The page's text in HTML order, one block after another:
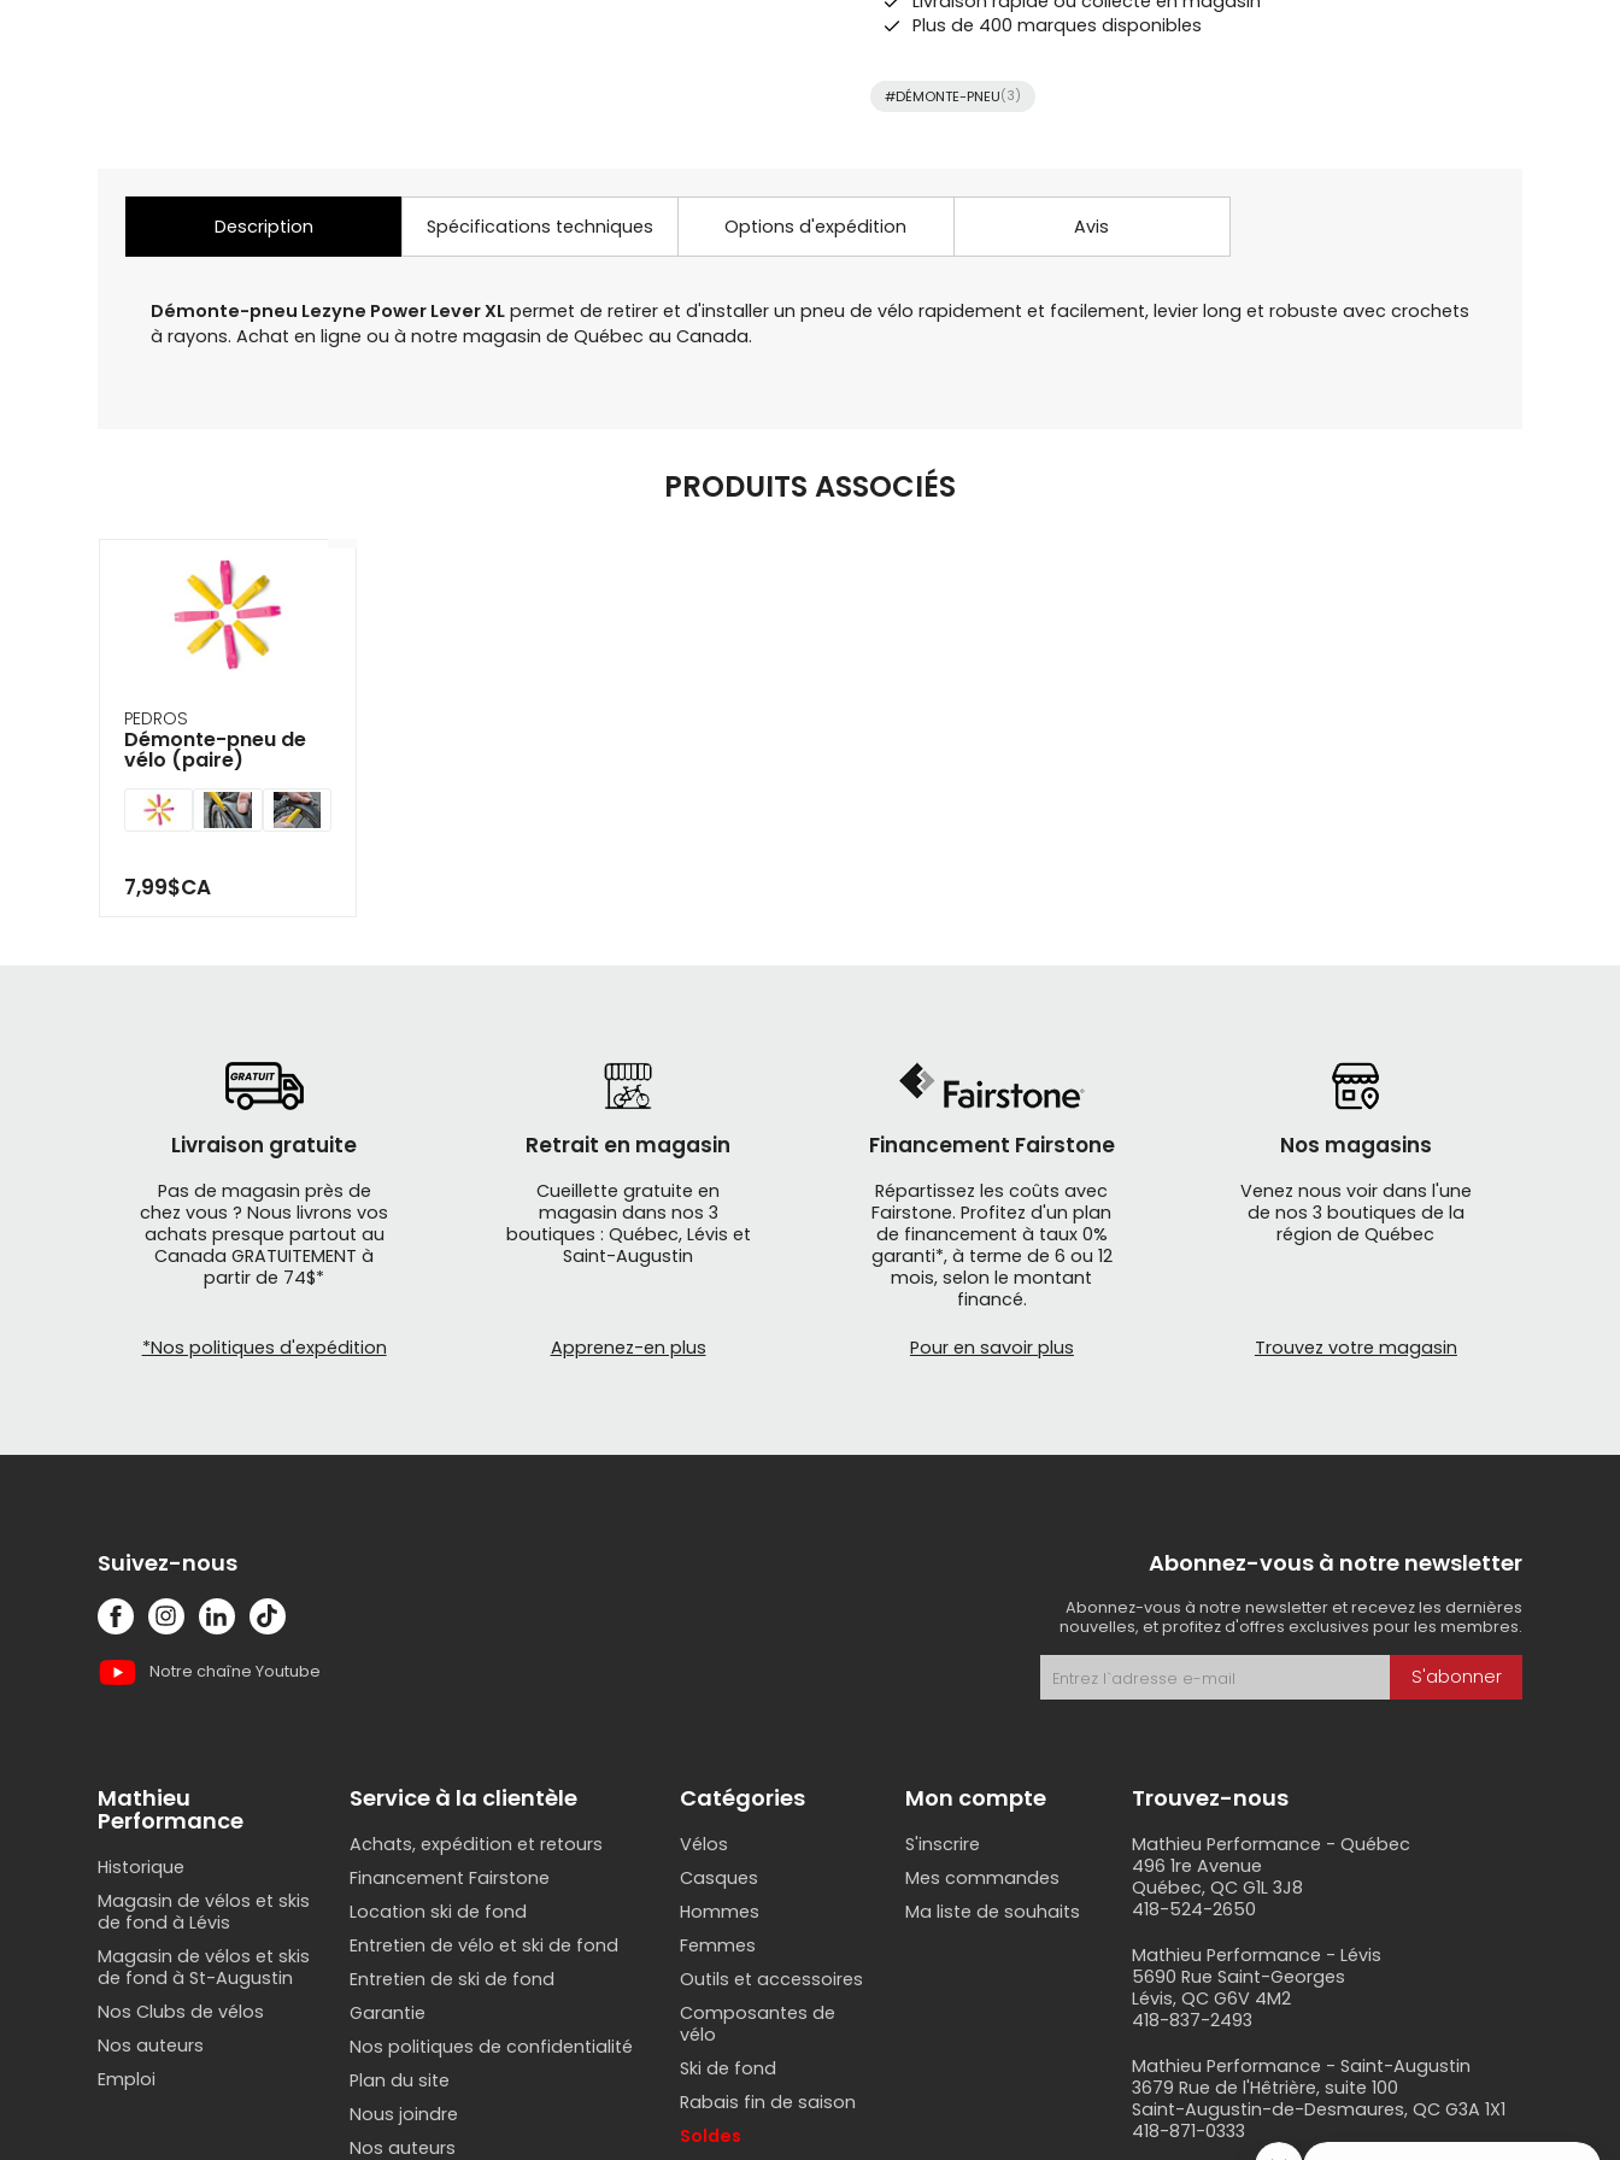
Plus de 400 marques disponibles
#DÉMONTE-PNEU(3)
Description Spécifications techniques Options d'expédition Avis
Démonte-pneu Lezyne Power Lever XLpermet de retirer et d'installer un pneu de vélo rapidement et facilement, levier long et robuste avec crochets
à rayons. Achat en ligne ou à notre magasin de Québec au Canada.
PRODUITS ASSOCIÉS
PEDROS
Démonte-pneu de
vélo (paire)
7,99$CA
Livraison gratuite
Pas de magasin près de
chez vous ? Nous livrons vos
achats presque partout au
Canada GRATUITEMENT à
partir de 74$*
*Nos politiques d'expédition
Retrait en magasin
Cueillette gratuite en
magasin dans nos 3
boutiques : Québec, Lévis et
Saint-Augustin
Apprenez-en plus
Financement Fairstone
Répartissez les coûts avec
Fairstone. Profitez d'un plan
de financement à taux 0%
garanti*, à terme de 6 ou 12
mois, selon le montant
financé.
Pour en savoir plus
Nos magasins
Venez nous voir dans l'une
de nos 3 boutiques de la
région de Québec
Trouvez votre magasin
Suivez-nous
Notre chaîne Youtube
Abonnez-vous à notre newsletter
Abonnez-vous à notre newsletter et recevez les dernières
nouvelles, et profitez d'offres exclusives pour les membres.
S'abonner
Mathieu
Performance
Historique
Magasin de vélos et skis
de fond à Lévis
Magasin de vélos et skis
de fond à St-Augustin
Nos Clubs de vélos
Nos auteurs
Emploi
Service à la clientèle
Achats, expédition et retours
Financement Fairstone
Location ski de fond
Entretien de vélo et ski de fond
Entretien de ski de fond
Garantie
Nos politiques de confidentialité
Plan du site
Nous joindre
Nos auteurs
Catégories
Vélos
Casques
Hommes
Femmes
Outils et accessoires
Composantes de
vélo
Ski de fond
Rabais fin de saison
Soldes
Mon compte
S'inscrire
Mes commandes
Ma liste de souhaits
Trouvez-nous
Mathieu Performance - Québec
496 1re Avenue
Québec, QC G1L 3J8
418-524-2650
Mathieu Performance - Lévis
5690 Rue Saint-Georges
Lévis, QC G6V 4M2
418-837-2493
Mathieu Performance - Saint-Augustin
3679 Rue de l'Hêtrière, suite 100
Saint-Augustin-de-Desmaures, QC G3A 1X1
418-871-0333